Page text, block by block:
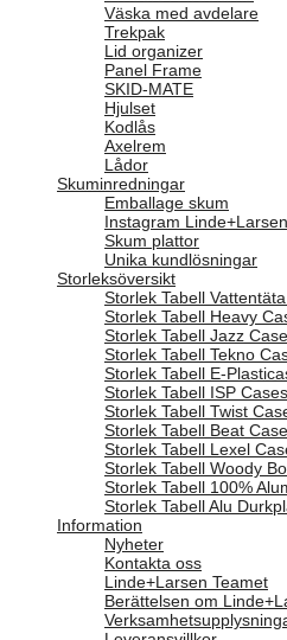
Väska med avdelare
Trekpak
Lid organizer
Panel Frame
SKID-MATE
Hjulset
Kodlås
Axelrem
Lådor
Skuminredningar
Emballage skum
Instagram Linde+Larsen
Skum plattor
Unika kundlösningar
Storleksöversikt
Storlek Tabell
Storlek Tabell Heavy
Storlek Tabell Jazz
Storlek Tabell Tekno
Storlek Tabell E-
Storlek Tabell ISP Cases
Storlek Tabell Twist
Storlek Tabell Beat
Storlek Tabell Lexel
Storlek Tabell Woody
Storlek Tabell 100%
Storlek Tabell Alu
Information
Nyheter
Kontakta oss
Linde+Larsen Teamet
Berättelsen om